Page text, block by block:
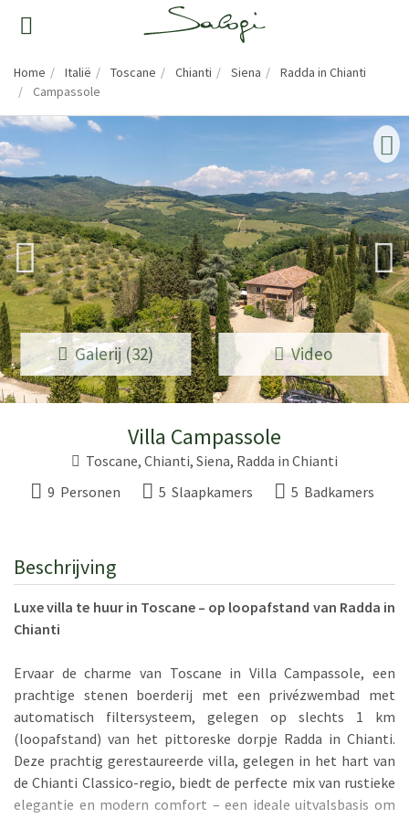
Home Italië Toscane Chianti Siena
Radda in Chianti
Campassole
Galerij (32) Video
Villa Campassole
Toscane, Chianti, Siena, Radda in Chianti
9 Personen
5 Slaapkamers 5 Badkamers
Beschrijving
Luxe villa te huur in Toscane – op loopafstand van Radda in
Chianti
Ervaar de charme van Toscane in Villa Campassole, een
prachtige stenen boerderij met een privézwembad met
automatisch filtersysteem, gelegen op slechts 1 km
(loopafstand) van het pittoreske dorpje Radda in Chianti.
Deze prachtig gerestaureerde villa, gelegen in het hart van
de Chianti Classico-regio, biedt de perfecte mix van rustieke
elegantie en modern comfort – een ideale uitvalsbasis om